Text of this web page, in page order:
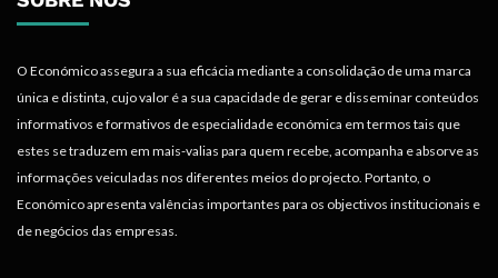
O Económico assegura a sua eficácia mediante a consolidação de uma marca
única e distinta, cujo valor é a sua capacidade de gerar e disseminar conteúdos
informativos e formativos de especialidade económica em termos tais que
estes se traduzem em mais-valias para quem recebe, acompanha e absorve as
informações veiculadas nos diferentes meios do projecto. Portanto, o
Económico apresenta valências importantes para os objectivos institucionais e
de negócios das empresas.